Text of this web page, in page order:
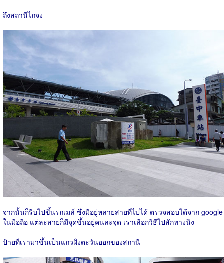
ถึงสถานีไถจง
จากนั้นก็รีบไปขึ้นรถเมล์ ซึ่งมีอยู่หลายสายที่ไปได้ ตรวจสอบได้จาก google
ในมือถือ แต่ละสายก็มีจุดขึ้นอยู่คนละจุด เราเลือกวิธีไปสักทางนึง
ป้ายที่เรามาขึ้นเป็นแถวฝั่งตะวันออกของสถานี